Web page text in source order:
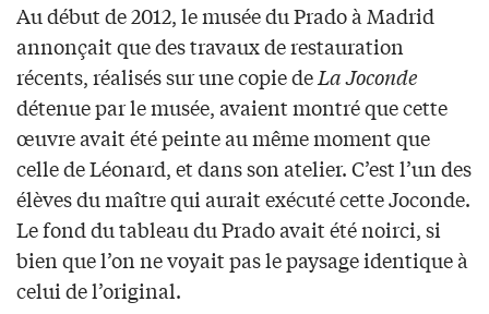
Au début de 2012, le musée du Prado à Madrid
annonçait que des travaux de restauration
récents, réalisés sur une copie deLa Joconde
détenue par le musée, avaient montré que cette
œuvre avait été peinte au même moment que
celle de Léonard, et dans son atelier. C’est l’un des
élèves du maître qui aurait exécuté cette Joconde.
Le fond du tableau du Prado avait été noirci, si
bien que l’on ne voyait pas le paysage identique à
celui de l’original.